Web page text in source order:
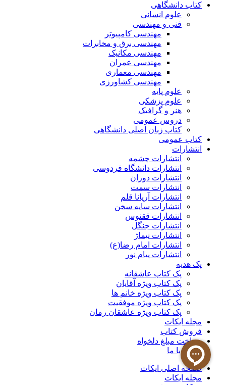
کتاب دانشگاهی
علوم انسانی
فنی و مهندسی
مهندسی کامپیوتر
مهندسی برق و مخابرات
مهندسی مکانیک
مهندسی عمران
مهندسی معماری
مهندسی کشاورزی
علوم پایه
علوم پزشکی
هنر و گرافیک
دروس عمومی
کتاب زبان اصلی دانشگاهی
کتاب عمومی
انتشارات
انتشارات چشمه
انتشارات دانشگاه فردوسی
انتشارات دوران
انتشارات سمت
انتشارات آریانا قلم
انتشارات سایه سخن
انتشارات ققنوس
انتشارات جنگل
انتشارات نیماژ
انتشارات امام رضا(ع)
انتشارات پیام نور
پک هدیه
پک کتاب عاشقانه
پک کتاب ویژه آقایان
پک کتاب ویژه خانم ها
پک کتاب ویژه موفقیت
پک کتاب ویژه عاشقان رمان
مجله ایکات
فروش کتاب
پرداخت مبلغ دلخواه
تماس با ما
صفحه اصلی ایکات
مجله ایکات